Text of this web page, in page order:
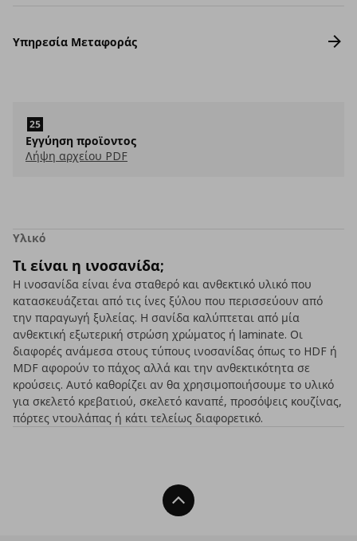
Υπηρεσία Μεταφοράς
Εγγύηση προϊοντος
Λήψη αρχείου PDF
Υλικό
Τι είναι η ινοσανίδα;
Η ινοσανίδα είναι ένα σταθερό και ανθεκτικό υλικό που
κατασκευάζεται από τις ίνες ξύλου που περισσεύουν από
την παραγωγή ξυλείας. Η σανίδα καλύπτεται από μία
ανθεκτική εξωτερική στρώση χρώματος ή laminate. Οι
διαφορές ανάμεσα στους τύπους ινοσανίδας όπως το HDF ή
MDF αφορούν το πάχος αλλά και την ανθεκτικότητα σε
κρούσεις. Αυτό καθορίζει αν θα χρησιμοποιήσουμε το υλικό
για σκελετό κρεβατιού, σκελετό καναπέ, προσόψεις κουζίνας,
πόρτες ντουλάπας ή κάτι τελείως διαφορετικό.
Back To Top